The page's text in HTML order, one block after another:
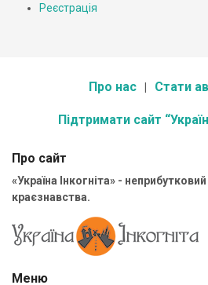
Реєстрація
Про нас Стати
Підтримати сайт
Про сайт
«Україна Інкогніта» -
краєзнавства.
Меню